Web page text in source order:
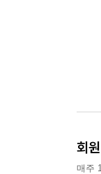
회
매주